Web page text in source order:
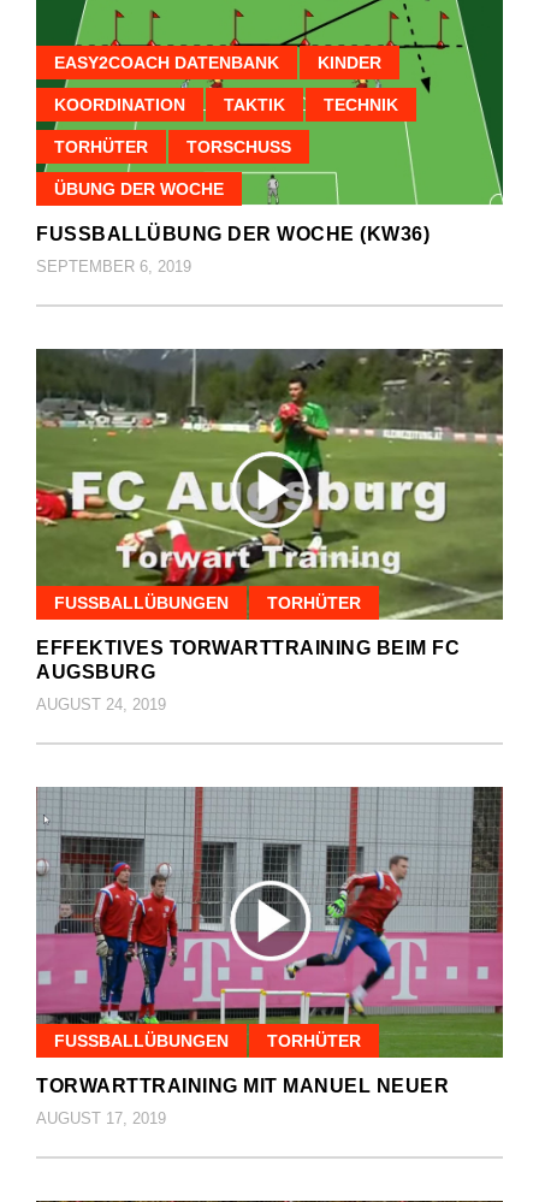
EASY2COACH DATENBANK KINDER
KOORDINATION TAKTIK TECHNIK
TORHÜTER TORSCHUSS
ÜBUNG DER WOCHE
FUSSBALLÜBUNG DER WOCHE (KW36)
SEPTEMBER 6, 2019
FUSSBALLÜBUNGEN TORHÜTER
EFFEKTIVES TORWARTTRAINING BEIM FC
AUGSBURG
AUGUST 24, 2019
FUSSBALLÜBUNGEN TORHÜTER
TORWARTTRAINING MIT MANUEL NEUER
AUGUST 17, 2019